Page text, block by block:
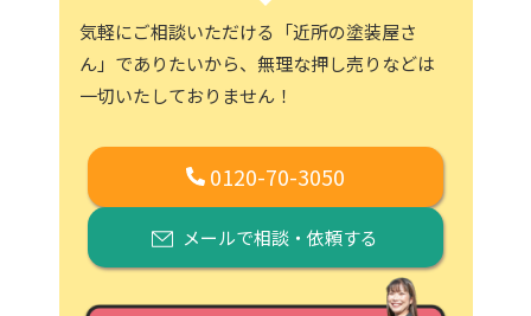
気軽にご相談いただける「近所の塗装屋さ
ん」でありたいから、 無理な押し売りなどは
一切いたしておりません！
0120-70-3050
メールで相談・依頼する